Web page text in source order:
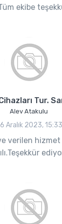
ekibe
Tur.
Alev Atakulu
Aralık 2023, 15:33
verilen